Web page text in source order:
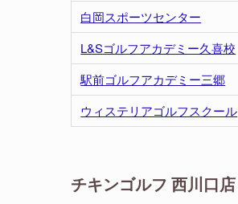
白岡スポーツセンター
L&Sゴルフアカデミー久喜校
駅前ゴルフアカデミー三郷
ウィステリアゴルフスクール
チキンゴルフ 西川口店